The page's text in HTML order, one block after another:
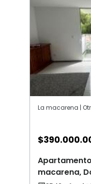
La macarena |
$
macarena,